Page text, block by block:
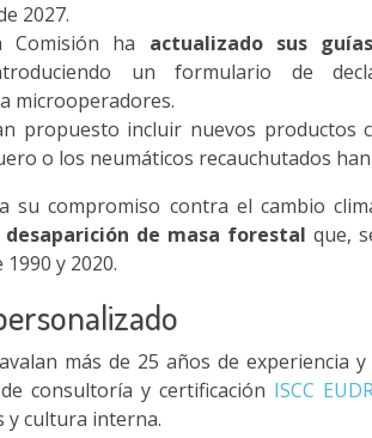
2027.
Comisión ha actualizado sus
un formulario de
microoperadores.
propuesto incluir nuevos productos
o los neumáticos recauchutados
su compromiso contra el cambio
de masa forestal que,
y 2020.
más de 25 años de experiencia
consultoría y certificación ISCC
y cultura interna.